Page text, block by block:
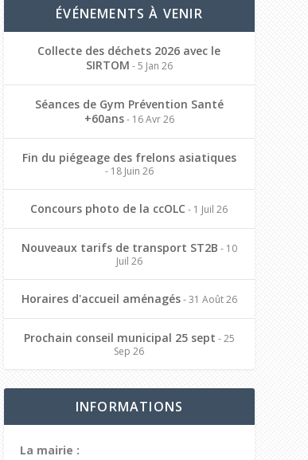
ÉVÉNEMENTS À VENIR
Collecte des déchets 2026 avec le
SIRTOM - 5 Jan 26
Séances de Gym Prévention Santé
+60ans- 16 Avr 26
Fin du piégeage des frelons asiatiques
- 18 Juin 26
Concours photo de la ccOLC - 1 Juil 26
Nouveaux tarifs de transport ST2B - 10
Juil 26
Horaires d'accueil aménagés- 31 Août 26
Prochain conseil municipal 25 sept - 25
Sep 26
INFORMATIONS
La mairie :